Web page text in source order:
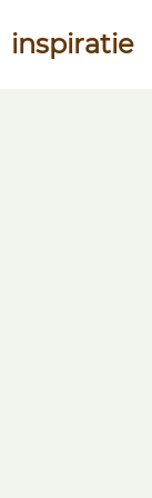
inspiratie